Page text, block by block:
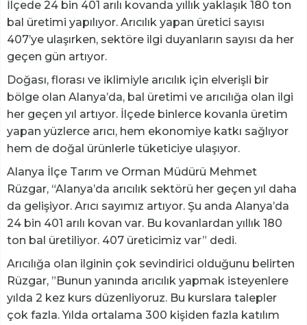
İlçede 24 bin 401 arılı kovanda yıllık yaklaşık 180 ton
bal üretimi yapılıyor. Arıcılık yapan üretici sayısı
407’ye ulaşırken, sektöre ilgi duyanların sayısı da her
geçen gün artıyor.
Doğası, florası ve iklimiyle arıcılık için elverişli bir
bölge olan Alanya’da, bal üretimi ve arıcılığa olan ilgi
her geçen yıl artıyor. İlçede binlerce kovanla üretim
yapan yüzlerce arıcı, hem ekonomiye katkı sağlıyor
hem de doğal ürünlerle tüketiciye ulaşıyor.
Alanya İlçe Tarım ve Orman Müdürü Mehmet
Rüzgar, “Alanya’da arıcılık sektörü her geçen yıl daha
da gelişiyor. Arıcı sayımız artıyor. Şu anda Alanya’da
24 bin 401 arılı kovan var. Bu kovanlardan yıllık 180
ton bal üretiliyor. 407 üreticimiz var” dedi.
Arıcılığa olan ilginin çok sevindirici olduğunu belirten
Rüzgar, ”Bunun yanında arıcılık yapmak isteyenlere
yılda 2 kez kurs düzenliyoruz. Bu kurslara talepler
çok fazla. Yılda ortalama 300 kişiden fazla katılım